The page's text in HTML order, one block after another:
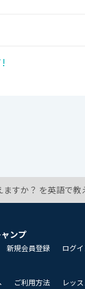
!
すか？ を英語で教
ンプ
新規会員登録 ログ
ご利用方法 レッ